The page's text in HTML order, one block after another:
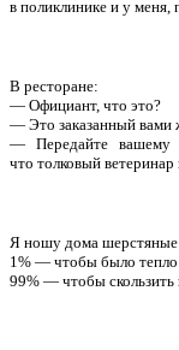
в поликлинике и у меня,
В ресторане:
— Официант, что это?
— Это заказанный вами
— Передайте вашему
что толковый
Я ношу дома шерстяные
1% — чтобы было тепло
99% — чтобы скользить